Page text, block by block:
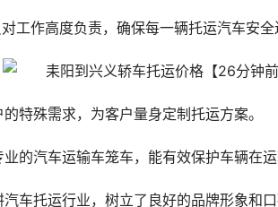
工作高度负责，确保每一辆托运汽车安全
特殊需求，为客户量身定制托运方案。
的汽车运输车笼车，能有效保护车辆在运
车托运行业，树立了良好的品牌形象和口